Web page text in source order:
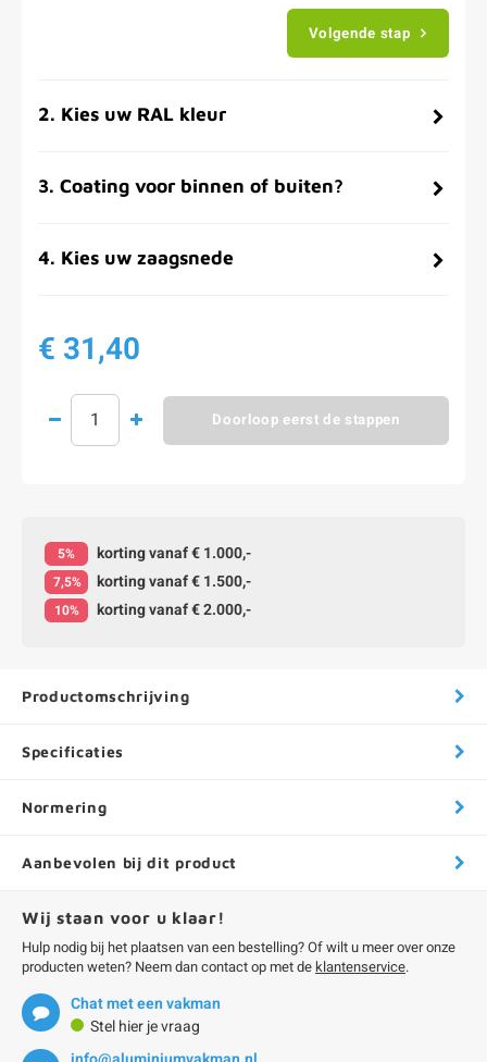
Volgende stap
2. Kies uw RAL kleur
3. Coating voor binnen of buiten?
4. Kies uw zaagsnede
€ 31,40
Doorloop eerst de stappen
5% korting vanaf € 1.000,-
7,5% korting vanaf € 1.500,-
10% korting vanaf € 2.000,-
Productomschrijving
Specificaties
Normering
Aanbevolen bij dit product
Wij staan voor u klaar!
Hulp nodig bij het plaatsen van een bestelling? Of wilt u meer over onze
producten weten? Neem dan contact op met de klantenservice.
Chat met een vakman
Stel hier je vraag